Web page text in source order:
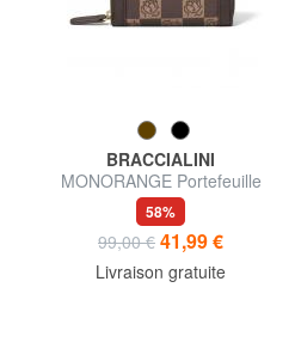
BRACCIALINI
MONORANGE Portefeuille
moyen zippé
58%
99,00 € 41,99 €
Livraison gratuite